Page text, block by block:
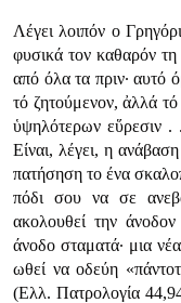
Λέγει λοιπόν ο
φυσικά τον καθαρόν
από όλα τα πριν· αυτό
τό ζητούμενον, ἀλλά
ὑψηλότερων εὕρεσιν .
Είναι, λέγει, η
πατήσηση το ένα
πόδι σου να σε
ακολουθεί την
άνοδο σταματά· μια
ωθεί να οδεύη
(Ελλ. Πατρολογία